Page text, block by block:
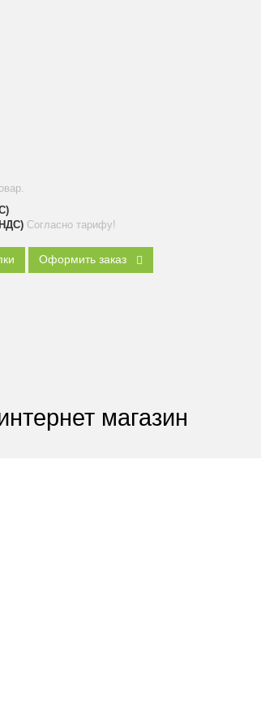
НДС) Согласно тарифу!
Оформить заказ
магазин